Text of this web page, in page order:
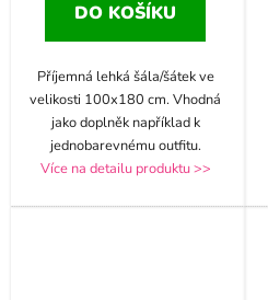
DO KOŠÍKU
Příjemná lehká šála/šátek ve
velikosti 100x180 cm. Vhodná
jako doplněk například k
jednobarevnému outfitu.
Více na detailu produktu >>